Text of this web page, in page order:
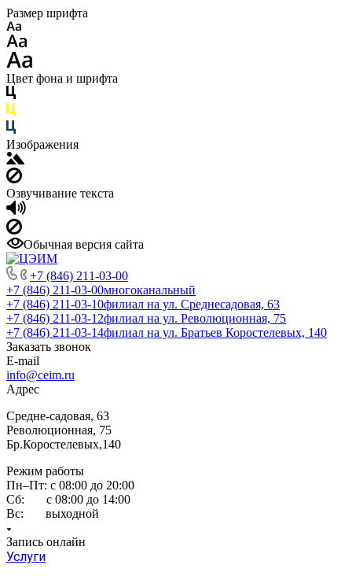
Размер шрифта
Цвет фона и шрифта
Изображения
Озвучивание текста
Обычная версия сайта
+7 (846) 211-03-00
+7 (846) 211-03-00многоканальный
+7 (846) 211-03-10филиал на ул. Среднесадовая, 63
+7 (846) 211-03-12филиал на ул. Революционная, 75
+7 (846) 211-03-14филиал на ул. Братьев Коростелевых, 140
Заказать звонок
E-mail
info@ceim.ru
Адрес
Средне-садовая, 63
Революционная, 75
Бр.Коростелевых,140
Режим работы
Пн–Пт: с 08:00 до 20:00
Сб: с 08:00 до 14:00
Вс: выходной
Запись онлайн
Услуги